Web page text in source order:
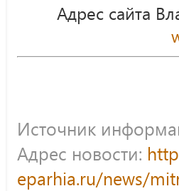
Адрес сайта
Источник
Адрес новости:
eparhia.ru/news/